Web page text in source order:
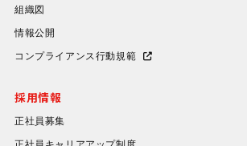
組織図
情報公開
コンプライアンス行動規範
採用情報
正社員募集